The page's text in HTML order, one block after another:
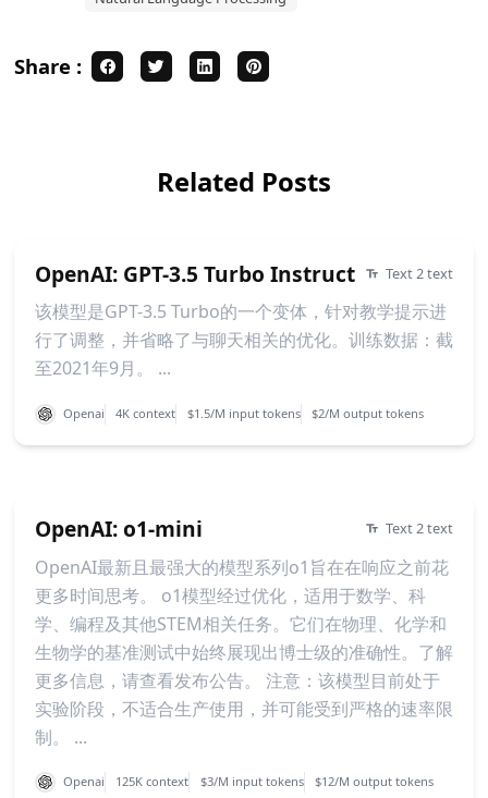
Share :
Related Posts
OpenAI: GPT-3.5 Turbo Instruct Text 2 text
该模型是GPT-3.5 Turbo的一个变体，针对教学提示进
行了调整，并省略了与聊天相关的优化。训练数据：截
至2021年9月。 ...
Openai 4K context $1.5/M input tokens $2/M output tokens
OpenAI: o1-mini Text 2 text
OpenAI最新且最强大的模型系列o1旨在在响应之前花
更多时间思考。 o1模型经过优化，适用于数学、科
学、编程及其他STEM相关任务。它们在物理、化学和
生物学的基准测试中始终展现出博士级的准确性。了解
更多信息，请查看发布公告。 注意：该模型目前处于
实验阶段，不适合生产使用，并可能受到严格的速率限
制。 ...
Openai 125K context $3/M input tokens $12/M output tokens